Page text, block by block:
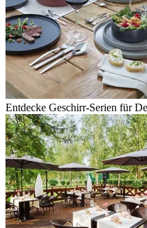
Entdecke Geschirr-Serien für